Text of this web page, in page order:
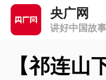
央广网
讲好中国故
【祁连山